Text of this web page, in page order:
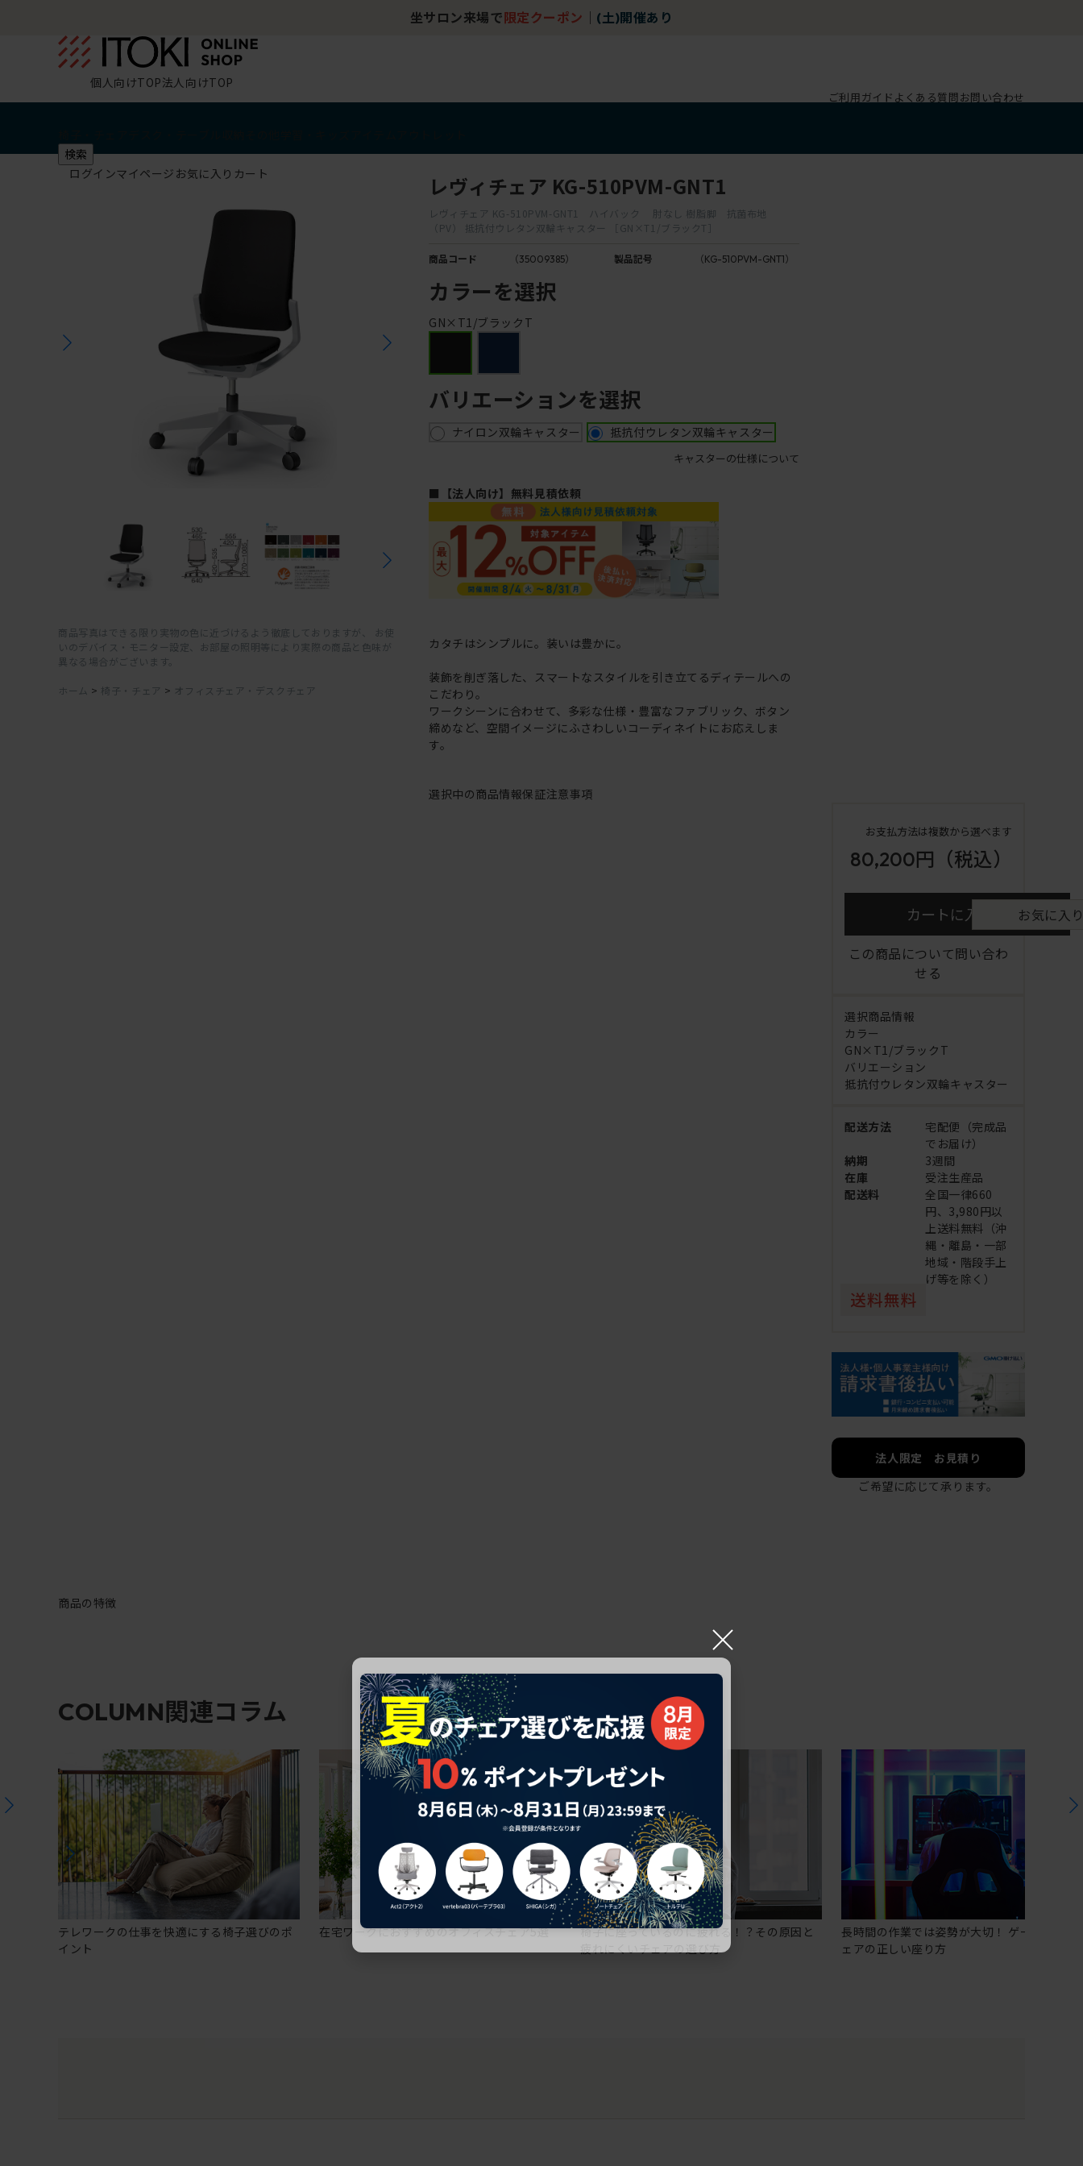
坐サロン来場で 限定クーポン (土)開催あり
個人向けTOP法人向けTOP
ご利用ガイド よくある質問お問い合わせ
検索
ログインマイページ お気に入り カート
商品写真はできる限り実物の色に近づけるよう徹底しておりますが、 お使
いのデバイス・モニター設定、お部屋の照明等により実際の商品と色味が
異なる場合がございます。
ホーム > 椅子・チェア > オフィスチェア・デスクチェア
レヴィチェア KG-510PVM-GNT1
レヴィチェア KG-510PVM-GNT1 ハイバック 肘なし 樹脂脚 抗菌布地
（PV） 抵抗付ウレタン双輪キャスター ［GN×T1/ブラックT］
商品コード （35009385） 製品記号 （KG-510PVM-GNT1）
カラーを選択
GN×T1/ブラックT
バリエーションを選択
ナイロン双輪キャスター 抵抗付ウレタン双輪キャスター
キャスターの仕様について
■【法人向け】無料見積依頼
カタチはシンプルに。装いは豊かに。
装飾を削ぎ落した、スマートなスタイルを引き立てるディテールへの
こだわり。
ワークシーンに合わせて、多彩な仕様・豊富なファブリック、ボタン
締めなど、空間イメージにふさわしいコーディネイトにお応えしま
す。
選択中の商品情報保証注意事項
お支払方法は複数から選べます
80,200円 （税込）
カートに入れる お気に入
この商品について問い合わ
せる
選択商品情報
カラー
GN×T1/ブラックT
バリエーション
抵抗付ウレタン双輪キャスター
配送方法
宅配便（完成品
でお届け）
納期
3週間
在庫
受注生産品
配送料
全国一律660
円、3,980円以
上送料無料（沖
縄・離島・一部
地域・階段手上
げ等を除く）
法人限定 お見積り
ご希望に応じて承ります。
商品の特徴
COLUMN関連コラム
テレワークの仕事を快適にする椅子選びのポ
イント
在宅ワークにおすすめのオフィスチェア5選
椅子に座っているのに疲れる！？その原因と
疲れにくいチェアの選び方
長時間の作業では姿勢が大切！ ゲーミングチ
ェアの正しい座り方
×